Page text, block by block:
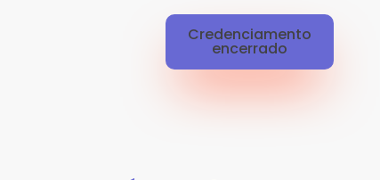
Credenciamento
encerrado